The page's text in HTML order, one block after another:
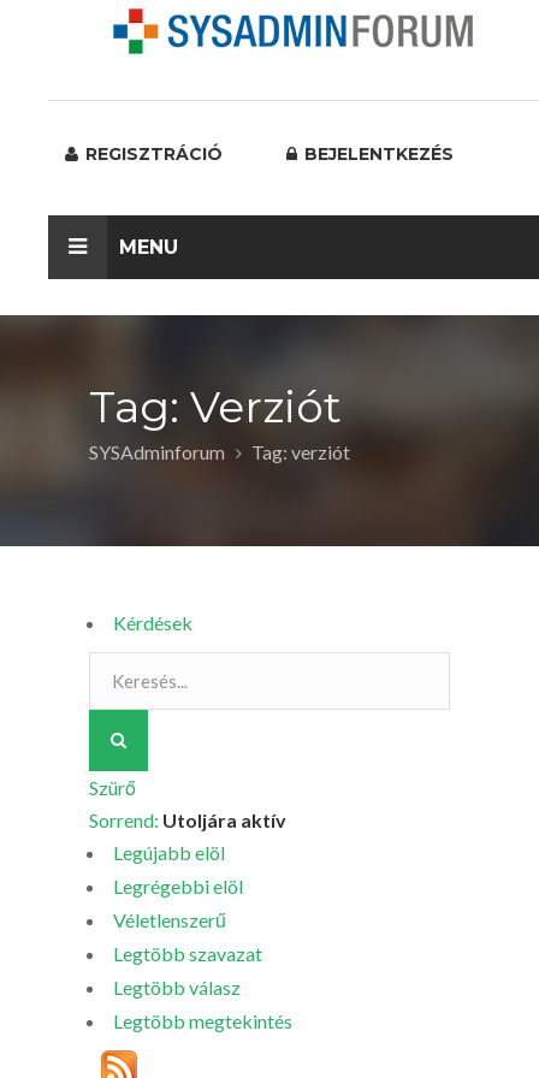
REGISZTRÁCIÓ BEJELENTKEZÉS
MENU
Tag: Verziót
SYSAdminforum Tag: verziót
Kérdések
Szürő
Sorrend: Utoljára aktív
Legújabb elöl
Legrégebbi elöl
Véletlenszerű
Legtöbb szavazat
Legtöbb válasz
Legtöbb megtekintés